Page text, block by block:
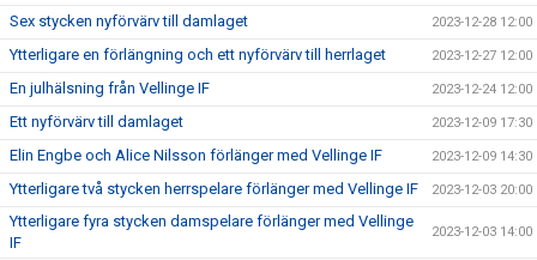
Sex stycken nyförvärv till damlaget 2023-12-28 12:00
Ytterligare en förlängning och ett nyförvärv till herrlaget 2023-12-27 12:00
En julhälsning från Vellinge IF 2023-12-24 12:00
Ett nyförvärv till damlaget 2023-12-09 17:30
Elin Engbe och Alice Nilsson förlänger med Vellinge IF 2023-12-09 14:30
Ytterligare två stycken herrspelare förlänger med Vellinge IF 2023-12-03 20:00
Ytterligare fyra stycken damspelare förlänger med Vellinge
IF
2023-12-03 14:00